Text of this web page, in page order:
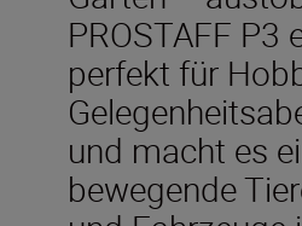
PROSTAFF P3
perfekt für
und macht es
bewegende